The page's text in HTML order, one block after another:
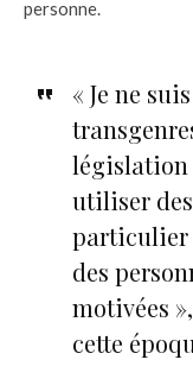
personne.
« Je ne
législation
utiliser
particulier
des
motivées
cette